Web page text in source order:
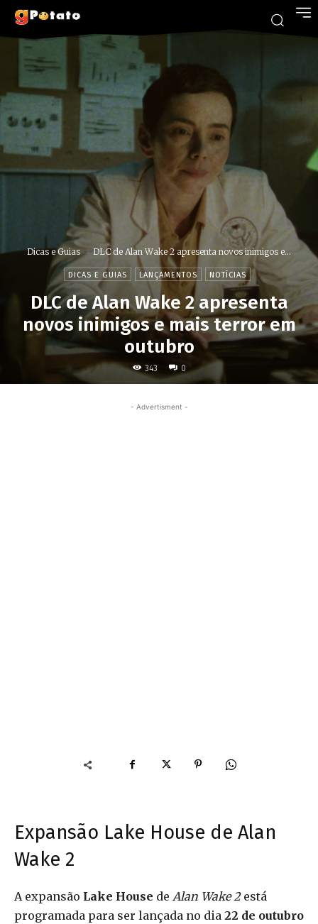
Dicas e Guias DLC de Alan Wake 2 apresenta novos inimigos e...
DICAS E GUIAS LANÇAMENTOS NOTÍCIAS
DLC de Alan Wake 2 apresenta
novos inimigos e mais terror em
outubro
343 0
- Advertisment -
Expansão Lake House de Alan
Wake 2
A expansão Lake House de Alan Wake 2está
programada para ser lançada no dia 22 de outubro